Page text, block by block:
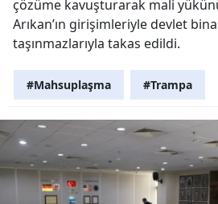
çözüme kavuşturarak mali
Arıkan’ın girişimleriyle devlet
taşınmazlarıyla takas edildi.
#Mahsuplaşma #Trampa